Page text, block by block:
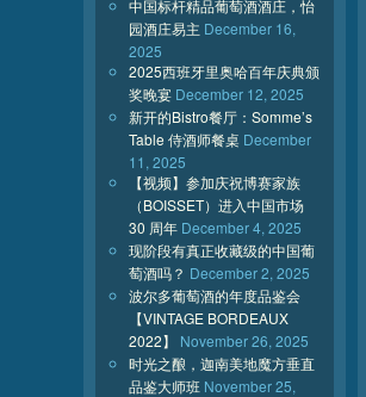
中国标杆精品葡萄酒酒庄，怡
园酒庄易主 December 16,
2025
2025西班牙里奥哈百年庆典颁
奖晚宴 December 12, 2025
新开的Bistro餐厅：Somme’s
Table 侍酒师餐桌 December
11, 2025
【视频】参加庆祝博赛家族
（BOISSET）进入中国市场
30 周年 December 4, 2025
现阶段有真正收藏级的中国葡
萄酒吗？ December 2, 2025
波尔多葡萄酒的年度品鉴会
【VINTAGE BORDEAUX
2022】
November 26, 2025
时光之酿，迦南美地魔方垂直
品鉴大师班 November 25,